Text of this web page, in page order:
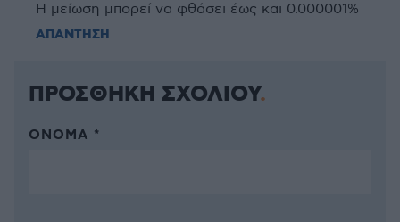
Η μείωση μπορεί να φθάσει έως και 0.000001%
ΑΠΑΝΤΗΣΗ
ΠΡΟΣΘΗΚΗ ΣΧΟΛΙΟΥ
ΌΝΟΜΑ *